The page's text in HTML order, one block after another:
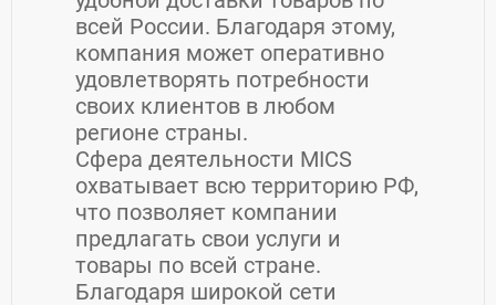
всей России. Благодаря этому,
компания может оперативно
удовлетворять потребности
своих клиентов в любом
регионе страны.
Сфера деятельности MICS
охватывает всю территорию РФ,
что позволяет компании
предлагать свои услуги и
товары по всей стране.
Благодаря широкой сети